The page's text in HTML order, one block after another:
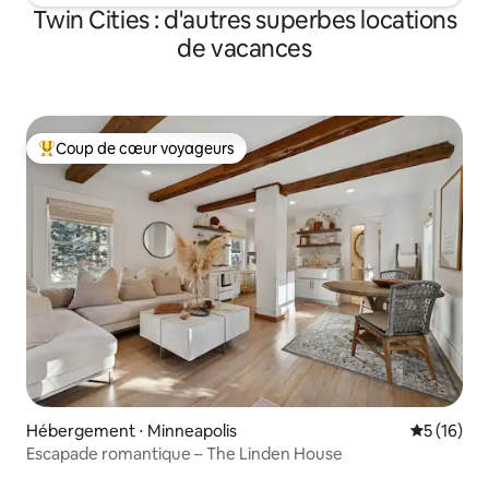
Twin Cities : d'autres superbes locations
de vacances
Coups de cœur voyageurs les plus appréciés
Coup de cœur voyageurs
Hébergement ⋅ Minneapolis
5 (16)
Escapade romantique – The Linden House